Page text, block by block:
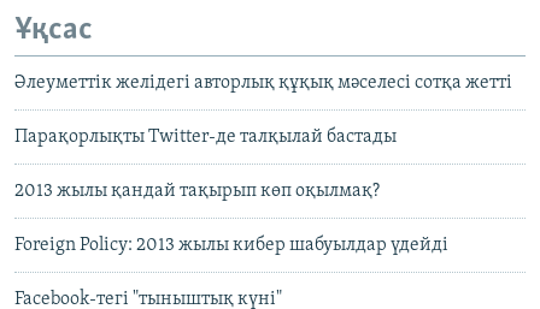
Ұқсас
Әлеуметтік желідегі авторлық құқық мәселесі сотқа жетті
Парақорлықты Twitter-де талқылай бастады
2013 жылы қандай тақырып көп оқылмақ?
Foreign Policy: 2013 жылы кибер шабуылдар үдейді
Facebook-тегі "тыныштық күні"